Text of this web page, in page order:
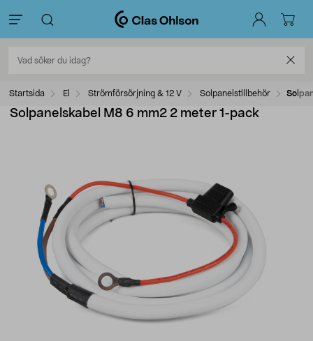
Startsida El Strömförsörjning & 12 V Solpanelstillbehör
Solpanelskabel M8 6 mm2 2 meter 1-pack